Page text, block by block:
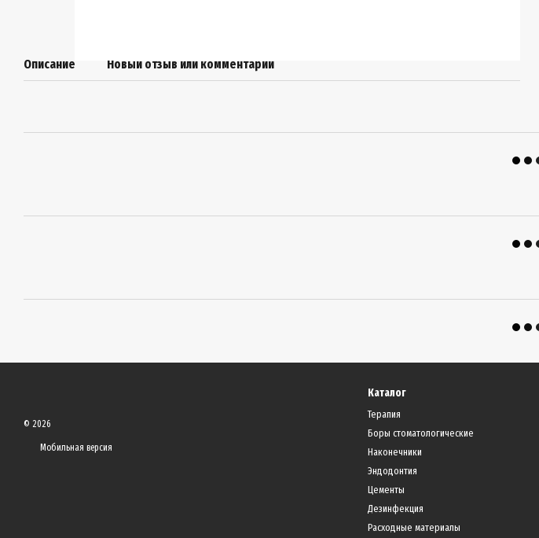
Описание Новый отзыв или комментарий
© 2026
Мобильная версия
Каталог
Терапия
Боры стоматологические
Наконечники
Эндодонтия
Цементы
Дезинфекция
Расходные материалы